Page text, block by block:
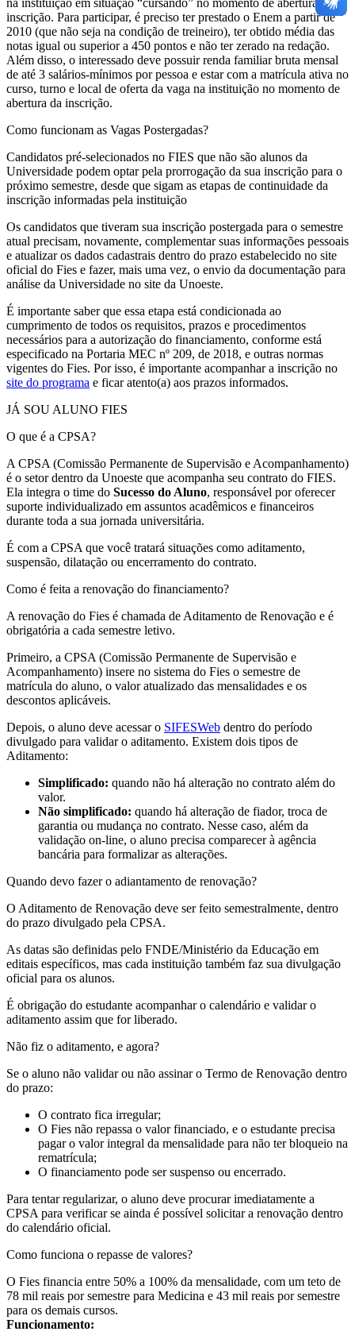
inscrição. Para participar, é preciso ter prestado o Enem a partir de
2010 (que não seja na condição de treineiro), ter obtido média das
notas igual ou superior a 450 pontos e não ter zerado na redação.
Além disso, o interessado deve possuir renda familiar bruta mensal
de até 3 salários-mínimos por pessoa e estar com a matrícula ativa no
curso, turno e local de oferta da vaga na instituição no momento de
abertura da inscrição.
Como funcionam as Vagas Postergadas?
Candidatos pré-selecionados no FIES que não são alunos da
Universidade podem optar pela prorrogação da sua inscrição para o
próximo semestre, desde que sigam as etapas de continuidade da
inscrição informadas pela instituição
Os candidatos que tiveram sua inscrição postergada para o semestre
atual precisam, novamente, complementar suas informações pessoais
e atualizar os dados cadastrais dentro do prazo estabelecido no site
oficial do Fies e fazer, mais uma vez, o envio da documentação para
análise da Universidade no site da Unoeste.
É importante saber que essa etapa está condicionada ao
cumprimento de todos os requisitos, prazos e procedimentos
necessários para a autorização do financiamento, conforme está
especificado na Portaria MEC nº 209, de 2018, e outras normas
vigentes do Fies. Por isso, é importante acompanhar a inscrição no
site do programa e ficar atento(a) aos prazos informados.
JÁ SOU ALUNO FIES
O que é a CPSA?
A CPSA (Comissão Permanente de Supervisão e Acompanhamento)
é o setor dentro da Unoeste que acompanha seu contrato do FIES.
Ela integra o time do Sucesso do Aluno, responsável por oferecer
suporte individualizado em assuntos acadêmicos e financeiros
durante toda a sua jornada universitária.
É com a CPSA que você tratará situações como aditamento,
suspensão, dilatação ou encerramento do contrato.
Como é feita a renovação do financiamento?
A renovação do Fies é chamada de Aditamento de Renovação e é
obrigatória a cada semestre letivo.
Primeiro, a CPSA (Comissão Permanente de Supervisão e
Acompanhamento) insere no sistema do Fies o semestre de
matrícula do aluno, o valor atualizado das mensalidades e os
descontos aplicáveis.
Depois, o aluno deve acessar o SIFESWeb dentro do período
divulgado para validar o aditamento. Existem dois tipos de
Aditamento:
Simplificado: quando não há alteração no contrato além do
valor.
Não simplificado: quando há alteração de fiador, troca de
garantia ou mudança no contrato. Nesse caso, além da
validação on-line, o aluno precisa comparecer à agência
bancária para formalizar as alterações.
Quando devo fazer o adiantamento de renovação?
O Aditamento de Renovação deve ser feito semestralmente, dentro
do prazo divulgado pela CPSA.
As datas são definidas pelo FNDE/Ministério da Educação em
editais específicos, mas cada instituição também faz sua divulgação
oficial para os alunos.
É obrigação do estudante acompanhar o calendário e validar o
aditamento assim que for liberado.
Não fiz o aditamento, e agora?
Se o aluno não validar ou não assinar o Termo de Renovação dentro
do prazo:
O contrato fica irregular;
O Fies não repassa o valor financiado, e o estudante precisa
pagar o valor integral da mensalidade para não ter bloqueio na
rematrícula;
O financiamento pode ser suspenso ou encerrado.
Para tentar regularizar, o aluno deve procurar imediatamente a
CPSA para verificar se ainda é possível solicitar a renovação dentro
do calendário oficial.
Como funciona o repasse de valores?
O Fies financia entre 50% a 100% da mensalidade, com um teto de
78 mil reais por semestre para Medicina e 43 mil reais por semestre
para os demais cursos.
Funcionamento: